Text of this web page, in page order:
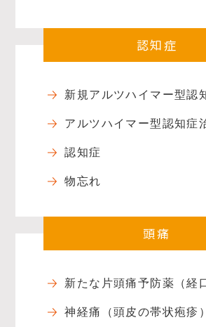
認知症
認知症
物忘れ
頭痛
神経痛（頭皮の帯状疱疹）